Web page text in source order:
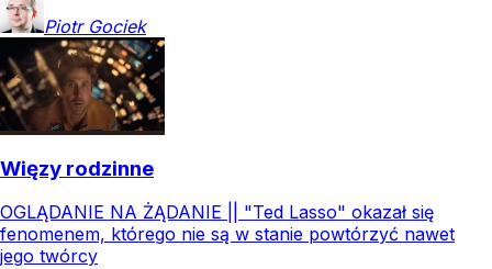
Piotr Gociek
Więzy rodzinne
OGLĄDANIE NA ŻĄDANIE || "Ted Lasso" okazał się
fenomenem, którego nie są w stanie powtórzyć nawet
jego twórcy